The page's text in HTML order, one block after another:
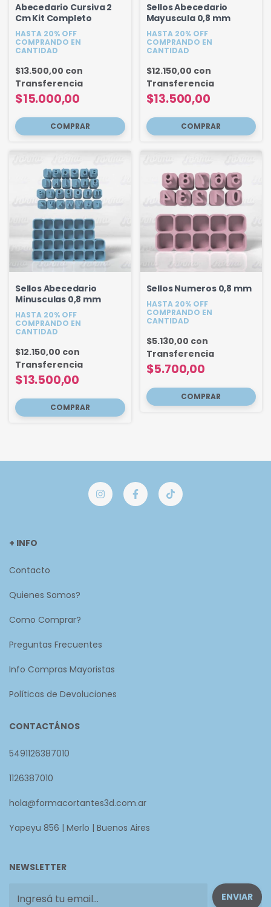
Abecedario Cursiva 2
Cm Kit Completo
HASTA 20% OFF
COMPRANDO EN
CANTIDAD
$15.000,00
$13.500,00 con
Transferencia
Sellos Abecedario
Mayuscula 0,8 mm
HASTA 20% OFF
COMPRANDO EN
CANTIDAD
$13.500,00
$12.150,00 con
Transferencia
Sellos Abecedario
Minusculas 0,8 mm
HASTA 20% OFF
COMPRANDO EN
CANTIDAD
$13.500,00
$12.150,00 con
Transferencia
Sellos Numeros 0,8 mm
HASTA 20% OFF
COMPRANDO EN
CANTIDAD
$5.700,00
$5.130,00 con
Transferencia
+ INFO
Contacto
Quienes Somos?
Como Comprar?
Preguntas Frecuentes
Info Compras Mayoristas
Políticas de Devoluciones
CONTACTÁNOS
5491126387010
1126387010
hola@formacortantes3d.com.ar
Yapeyu 856 | Merlo | Buenos Aires
NEWSLETTER